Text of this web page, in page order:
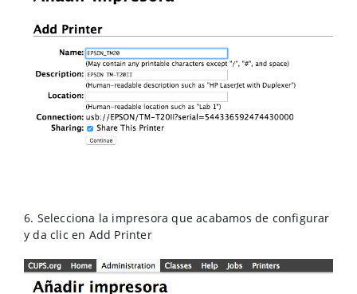
6. Selecciona la impresora que acabamos de configurar
y da clic en Add Printer